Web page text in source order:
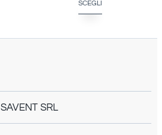
SCEGLI
SAVENT SRL